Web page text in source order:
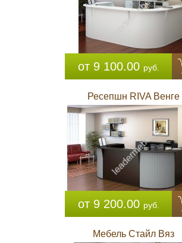
от 9 100.00 руб.
Ресепшн RIVA Венге
от 9 200.00 руб.
Мебель Стайл Вяз